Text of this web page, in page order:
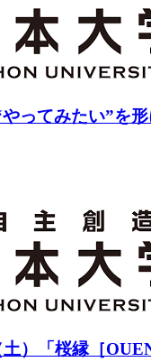
やってみたい”を
土）「桜縁［